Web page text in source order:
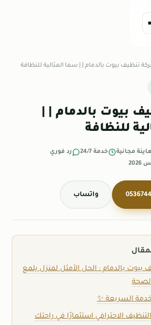
تنظيف بيوت بالدمام | | سما المثالية للنظافة
بيوت بالدمام | |
للنظافة
مجانية خدمة 24/7
رد فوري
واتساب
بيوت بالدمام : الحل الأمثل لمنزل يلمع
السريعة ✨
التنظيف الاحترافي استثمارًا في راحتك